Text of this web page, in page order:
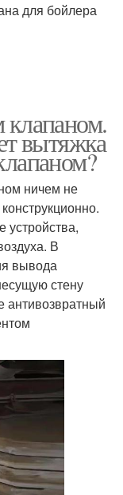
для бойлера
клапаном.
вытяжка
ничем не
устройства,
В
вывода
стену
антивозвратный